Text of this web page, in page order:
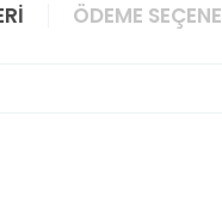
ÖDEME